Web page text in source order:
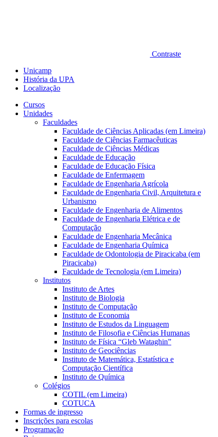
Contraste
Unicamp
História da UPA
Localização
Cursos
Unidades
Faculdades
Faculdade de Ciências Aplicadas (em Limeira)
Faculdade de Ciências Farmacêuticas
Faculdade de Ciências Médicas
Faculdade de Educação
Faculdade de Educação Física
Faculdade de Enfermagem
Faculdade de Engenharia Agrícola
Faculdade de Engenharia Civil, Arquitetura e
Urbanismo
Faculdade de Engenharia de Alimentos
Faculdade de Engenharia Elétrica e de
Computação
Faculdade de Engenharia Mecânica
Faculdade de Engenharia Química
Faculdade de Odontologia de Piracicaba (em
Piracicaba)
Faculdade de Tecnologia (em Limeira)
Institutos
Instituto de Artes
Instituto de Biologia
Instituto de Computação
Instituto de Economia
Instituto de Estudos da Linguagem
Instituto de Filosofia e Ciências Humanas
Instituto de Física “Gleb Wataghin”
Instituto de Geociências
Instituto de Matemática, Estatística e
Computação Científica
Instituto de Química
Colégios
COTIL (em Limeira)
COTUCA
Formas de ingresso
Inscrições para escolas
Programação